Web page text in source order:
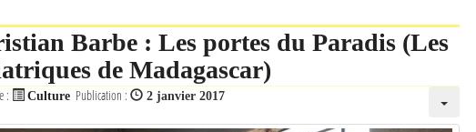
Barbe : Les portes du Paradis (Les
de Madagascar)
: Culture Publication : 2 janvier 2017